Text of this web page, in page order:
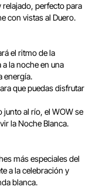
relajado, perfecto para
con vistas al Duero.
el ritmo de la
la noche en una
energía.
que puedas disfrutar
al río, el WOW se
la Noche Blanca.
más especiales del
a la celebración y
blanca.